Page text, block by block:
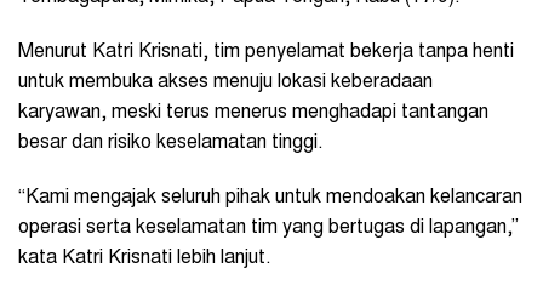
Menurut Katri Krisnati, tim penyelamat bekerja tanpa henti
untuk membuka akses menuju lokasi keberadaan
karyawan, meski terus menerus menghadapi tantangan
besar dan risiko keselamatan tinggi.
“Kami mengajak seluruh pihak untuk mendoakan kelancaran
operasi serta keselamatan tim yang bertugas di lapangan,”
kata Katri Krisnati lebih lanjut.